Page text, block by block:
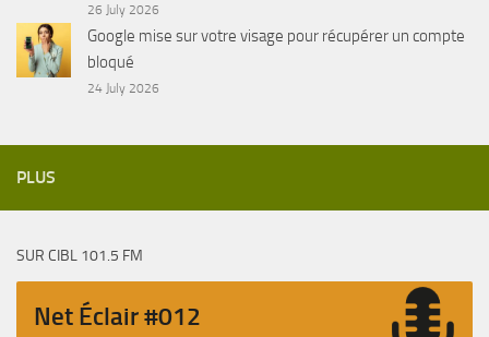
26 July 2026
Google mise sur votre visage pour récupérer un compte
bloqué
24 July 2026
PLUS
SUR CIBL 101.5 FM
Net Éclair #012